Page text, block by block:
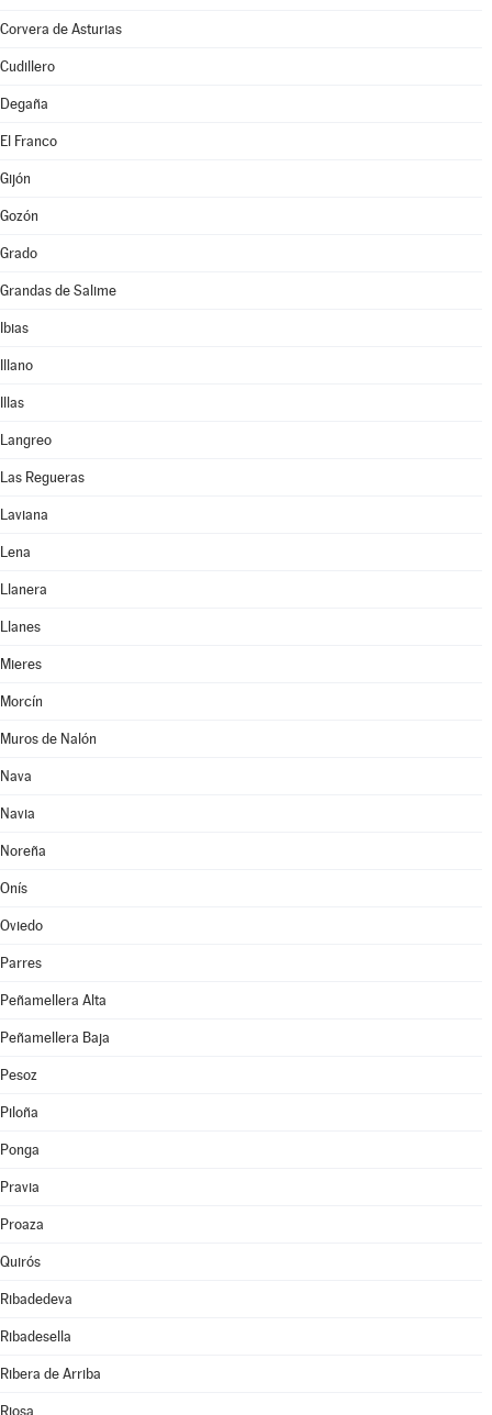
Corvera de Asturias
Cudillero
Degaña
El Franco
Gijón
Gozón
Grado
Grandas de Salime
Ibias
Illano
Illas
Langreo
Las Regueras
Laviana
Lena
Llanera
Llanes
Mieres
Morcín
Muros de Nalón
Nava
Navia
Noreña
Onís
Oviedo
Parres
Peñamellera Alta
Peñamellera Baja
Pesoz
Piloña
Ponga
Pravia
Proaza
Quirós
Ribadedeva
Ribadesella
Ribera de Arriba
Riosa